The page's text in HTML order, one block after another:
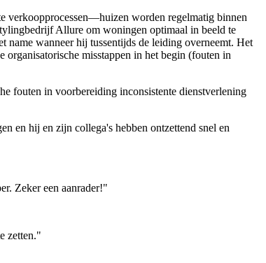
verkoopprocessen—huizen worden regelmatig binnen
Allure om woningen optimaal in beeld te
name wanneer hij tussentijds de leiding overneemt. Het
misstappen in het begin (fouten in
fouten in voorbereiding inconsistente dienstverlening
en hij en zijn collega's hebben ontzettend snel en
Zeker een aanrader!"
zetten."